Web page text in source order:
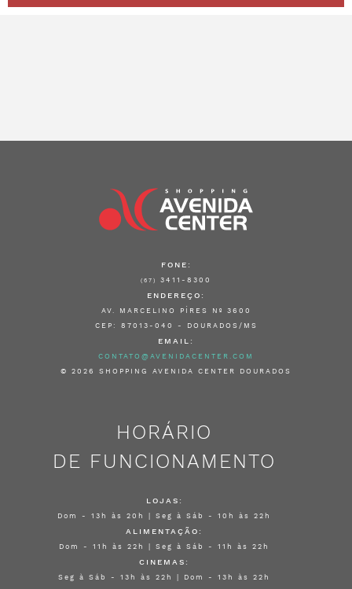
FONE:
(67) 3411-8300
ENDEREÇO:
AV. MARCELINO PÍRES Nº 3600
CEP: 87013-040 - DOURADOS/MS
EMAIL:
CONTATO@AVENIDACENTER.COM
© 2026 SHOPPING AVENIDA CENTER DOURADOS
HORÁRIO
DE FUNCIONAMENTO
LOJAS:
Dom - 13h às 20h | Seg à Sáb - 10h às 22h
ALIMENTAÇÃO:
Dom - 11h às 22h | Seg à Sáb - 11h às 22h
CINEMAS:
Seg à Sáb - 13h às 22h | Dom - 13h às 22h